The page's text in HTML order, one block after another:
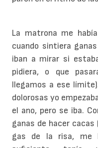
La matrona me
cuando sintiera
iban a mirar si
pidiera, o que
llegamos a ese
dolorosas yo
el ano, pero se iba.
ganas de hacer cacas
gas de la risa, me